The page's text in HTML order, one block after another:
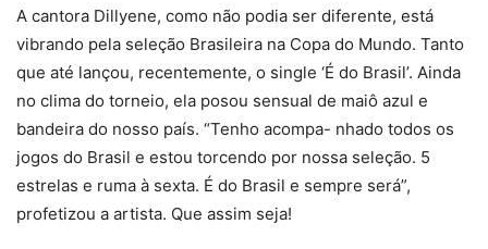
A cantora Dillyene, como não podia ser diferente, está
vibrando pela seleção Brasileira na Copa do Mundo. Tanto
que até lançou, recentemente, o single ‘É do Brasil’. Ainda
no clima do torneio, ela posou sensual de maiô azul e
bandeira do nosso país. “Tenho acompa- nhado todos os
jogos do Brasil e estou torcendo por nossa seleção. 5
estrelas e ruma à sexta. É do Brasil e sempre será”,
profetizou a artista. Que assim seja!